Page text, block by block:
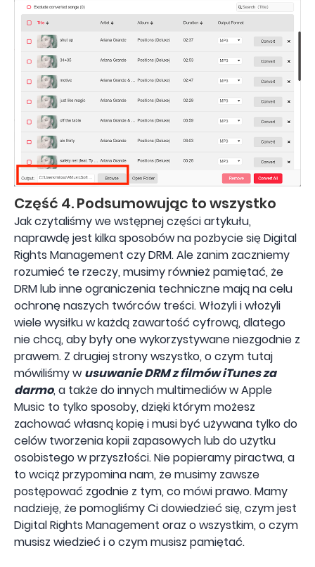
Część 4. Podsumowując to wszystko
Jak czytaliśmy we wstępnej części artykułu,
naprawdę jest kilka sposobów na pozbycie się Digital
Rights Management czy DRM. Ale zanim zaczniemy
rozumieć te rzeczy, musimy również pamiętać, że
DRM lub inne ograniczenia techniczne mają na celu
ochronę naszych twórców treści. Włożyli i włożyli
wiele wysiłku w każdą zawartość cyfrową, dlatego
nie chcą, aby były one wykorzystywane niezgodnie z
prawem. Z drugiej strony wszystko, o czym tutaj
mówiliśmy w usuwanie DRM z filmów iTunes za
darmo, a także do innych multimediów w Apple
Music to tylko sposoby, dzięki którym możesz
zachować własną kopię i musi być używana tylko do
celów tworzenia kopii zapasowych lub do użytku
osobistego w przyszłości. Nie popieramy piractwa, a
to wciąż przypomina nam, że musimy zawsze
postępować zgodnie z tym, co mówi prawo. Mamy
nadzieję, że pomogliśmy Ci dowiedzieć się, czym jest
Digital Rights Management oraz o wszystkim, o czym
musisz wiedzieć i o czym musisz pamiętać.